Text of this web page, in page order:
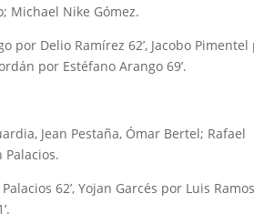
Michael Nike Gómez.
por Delio Ramírez 62’, Jacobo Pimentel
por Estéfano Arango 69’.
Jean Pestaña, Ómar Bertel; Rafael
Palacios.
62’, Yojan Garcés por Luis Ramos